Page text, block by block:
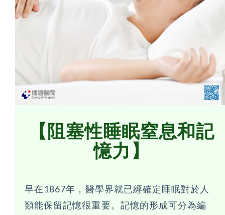
【阻塞性睡眠窒息和記
憶力】
早在1867年，醫學界就已經確定睡眠對於人
類能保留記憶很重要。記憶的形成可分為編